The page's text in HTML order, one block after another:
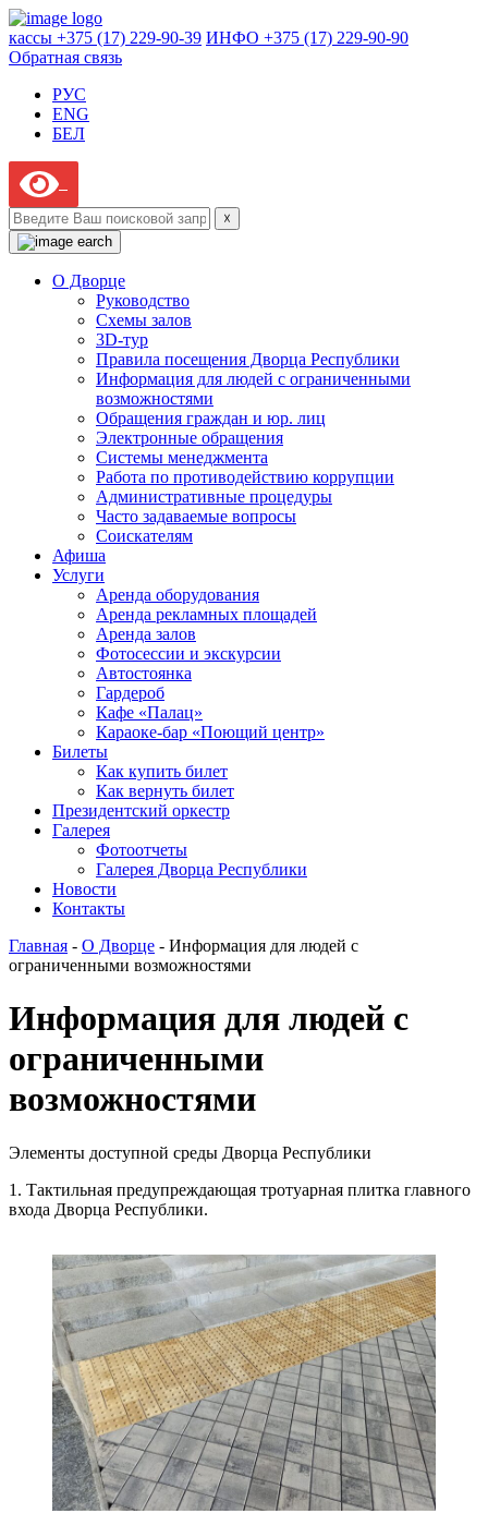
кассы +375 (17) 229-90-39 ИНФО +375 (17) 229-90-90
Обратная связь
РУС
ENG
БЕЛ
☓
О Дворце
Руководство
Схемы залов
3D-тур
Правила посещения Дворца Республики
Информация для людей с ограниченными
возможностями
Обращения граждан и юр. лиц
Электронные обращения
Системы менеджмента
Работа по противодействию коррупции
Административные процедуры
Часто задаваемые вопросы
Соискателям
Афиша
Услуги
Аренда оборудования
Аренда рекламных площадей
Аренда залов
Фотосессии и экскурсии
Автостоянка
Гардероб
Кафе «Палац»
Караоке-бар «Поющий центр»
Билеты
Как купить билет
Как вернуть билет
Президентский оркестр
Галерея
Фотоотчеты
Галерея Дворца Республики
Новости
Контакты
Главная - О Дворце - Информация для людей с
ограниченными возможностями
Информация для людей с
ограниченными
возможностями
Элементы доступной среды Дворца Республики
1. Тактильная предупреждающая тротуарная плитка главного
входа Дворца Республики.